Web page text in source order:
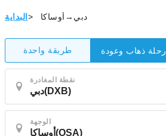
البداية > دبي→أوساكا
طريقة واحدة رحلة ذهاب وعودة
نقطة المغادرة
الوجهة